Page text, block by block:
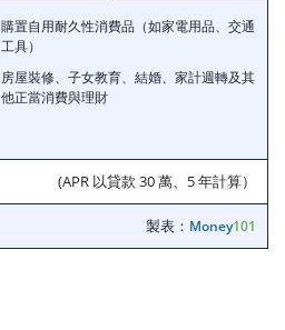
購置自用耐久性消費品（如家電用品、交通
工具）
房屋裝修、子女教育、結婚、家計週轉及其
他正當消費與理財
(APR 以貸款 30 萬、5 年計算）
製表： Money101